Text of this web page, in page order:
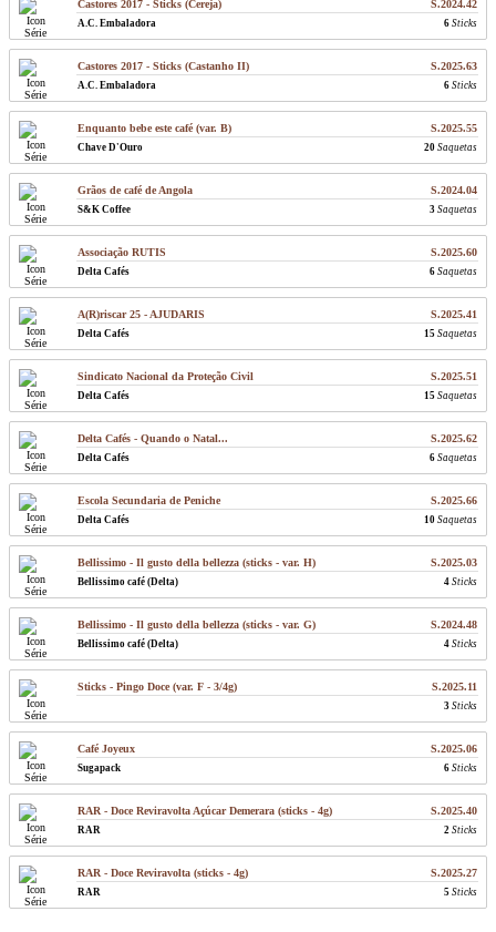
Castores 2017 - Sticks (Cereja) S.2024.42
A.C. Embaladora 6 Sticks
Castores 2017 - Sticks (Castanho II) S.2025.63
A.C. Embaladora 6 Sticks
Enquanto bebe este café (var. B) S.2025.55
Chave D'Ouro 20 Saquetas
Grãos de café de Angola S.2024.04
S&K Coffee 3 Saquetas
Associação RUTIS S.2025.60
Delta Cafés 6 Saquetas
A(R)riscar 25 - AJUDARIS S.2025.41
Delta Cafés 15 Saquetas
Sindicato Nacional da Proteção Civil S.2025.51
Delta Cafés 15 Saquetas
Delta Cafés - Quando o Natal... S.2025.62
Delta Cafés 6 Saquetas
Escola Secundaria de Peniche S.2025.66
Delta Cafés 10 Saquetas
Bellissimo - Il gusto della bellezza (sticks - var. H) S.2025.03
Bellissimo café (Delta) 4 Sticks
Bellissimo - Il gusto della bellezza (sticks - var. G) S.2024.48
Bellissimo café (Delta) 4 Sticks
Sticks - Pingo Doce (var. F - 3/4g) S.2025.11
3 Sticks
Café Joyeux S.2025.06
Sugapack 6 Sticks
RAR - Doce Reviravolta Açúcar Demerara (sticks - 4g) S.2025.40
RAR 2 Sticks
RAR - Doce Reviravolta (sticks - 4g) S.2025.27
RAR 5 Sticks